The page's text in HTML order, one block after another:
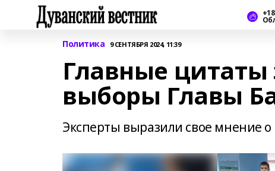
Политика 9 СЕНТЯБРЯ 2024, 11:39
Главные цитаты
выборы Главы
Эксперты выразили свое мнение